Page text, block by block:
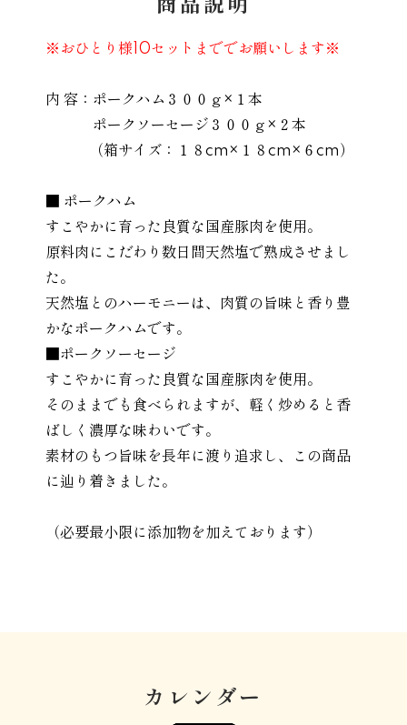
商品説明
※おひとり様10セットまででお願いします※
内 容：ポークハム３００ｇ×１本
ポークソーセージ３００ｇ×２本
（箱サイズ：１８cm×１８cm×６cm）
■ ポークハム
すこやかに育った良質な国産豚肉を使用。
原料肉にこだわり数日間天然塩で熟成させまし
た。
天然塩とのハーモニーは、肉質の旨味と香り豊
かなポークハムです。
■ポークソーセージ
すこやかに育った良質な国産豚肉を使用。
そのままでも食べられますが、軽く炒めると香
ばしく濃厚な味わいです。
素材のもつ旨味を長年に渡り追求し、この商品
に辿り着きました。
（必要最小限に添加物を加えております）
カレンダー